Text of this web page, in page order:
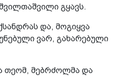
გყავს.
და, მოგიყვა
ვარ, გახარებული
თეომ, მებრძოლმა და